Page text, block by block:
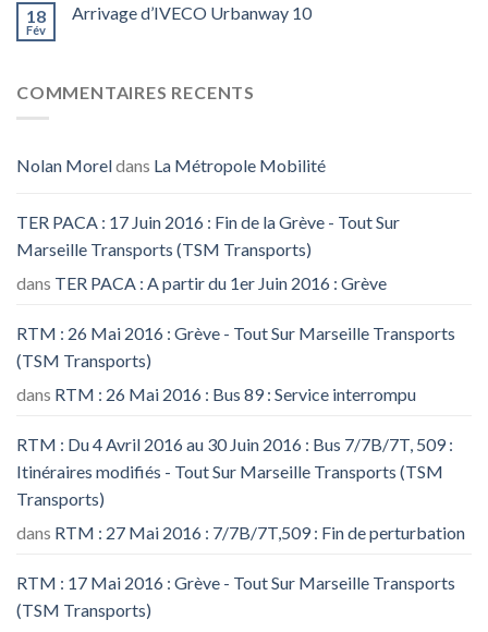
18
Fév
Arrivage d’IVECO Urbanway 10
COMMENTAIRES RECENTS
Nolan Moreldans La Métropole Mobilité
TER PACA : 17 Juin 2016 : Fin de la Grève - Tout Sur
Marseille Transports (TSM Transports)
dans TER PACA : A partir du 1er Juin 2016 : Grève
RTM : 26 Mai 2016 : Grève - Tout Sur Marseille Transports
(TSM Transports)
dans RTM : 26 Mai 2016 : Bus 89 : Service interrompu
RTM : Du 4 Avril 2016 au 30 Juin 2016 : Bus 7/7B/7T, 509 :
Itinéraires modifiés - Tout Sur Marseille Transports (TSM
Transports)
dans RTM : 27 Mai 2016 : 7/7B/7T,509 : Fin de perturbation
RTM : 17 Mai 2016 : Grève - Tout Sur Marseille Transports
(TSM Transports)